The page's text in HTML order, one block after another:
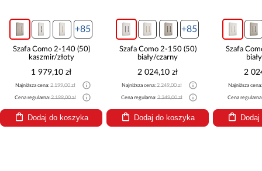
+85
Szafa Como 2-140 (50)
kaszmir/złoty
1 979,10 zł
Najniższa cena:2 199,00 zł
Cena regularna:2 199,00 zł
Dodaj do koszyka
+85
Szafa Como 2-150 (50)
biały/czarny
2 024,10 zł
Najniższa cena:2 249,00 zł
Cena regularna:2 249,00 zł
Dodaj do koszyka
Szafa
2
Najniższa
Cena